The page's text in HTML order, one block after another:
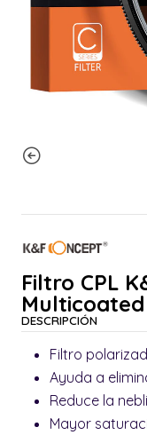
Filtro CPL
DESCRIPCIÓN
Filtro
Ayuda a
Reduce la
Mayor